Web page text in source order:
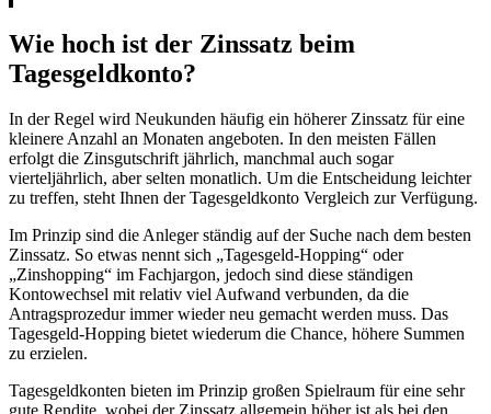
Wie hoch ist der Zinssatz beim
Tagesgeldkonto?
In der Regel wird Neukunden häufig ein höherer Zinssatz für eine
kleinere Anzahl an Monaten angeboten. In den meisten Fällen
erfolgt die Zinsgutschrift jährlich, manchmal auch sogar
vierteljährlich, aber selten monatlich. Um die Entscheidung leichter
zu treffen, steht Ihnen der Tagesgeldkonto Vergleich zur Verfügung.
Im Prinzip sind die Anleger ständig auf der Suche nach dem besten
Zinssatz. So etwas nennt sich „Tagesgeld-Hopping“ oder
„Zinshopping“ im Fachjargon, jedoch sind diese ständigen
Kontowechsel mit relativ viel Aufwand verbunden, da die
Antragsprozedur immer wieder neu gemacht werden muss. Das
Tagesgeld-Hopping bietet wiederum die Chance, höhere Summen
zu erzielen.
Tagesgeldkonten bieten im Prinzip großen Spielraum für eine sehr